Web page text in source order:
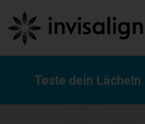
Teste dein Lächeln